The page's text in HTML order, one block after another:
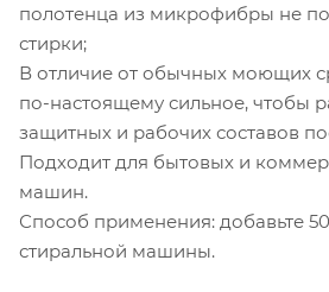
полотенца из микрофибры не
стирки;
В отличие от обычных моющих
по-настоящему сильное, чтобы
защитных и рабочих составов
Подходит для бытовых и
машин.
Способ применения: добавьте
стиральной машины.